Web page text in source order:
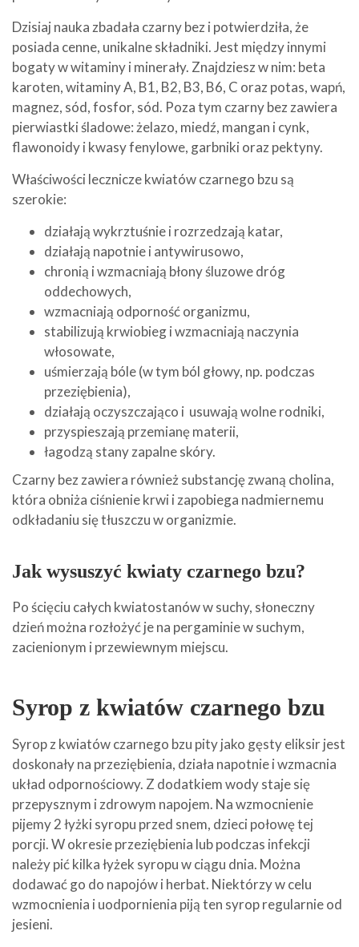
Dzisiaj nauka zbadała czarny bez i potwierdziła, że
posiada cenne, unikalne składniki. Jest między innymi
bogaty w witaminy i minerały. Znajdziesz w nim: beta
karoten, witaminy A, B1, B2, B3, B6, C oraz potas, wapń,
magnez, sód, fosfor, sód. Poza tym czarny bez zawiera
pierwiastki śladowe: żelazo, miedź, mangan i cynk,
flawonoidy i kwasy fenylowe, garbniki oraz pektyny.
Właściwości lecznicze kwiatów czarnego bzu są
szerokie:
działają wykrztuśnie i rozrzedzają katar,
działają napotnie i antywirusowo,
chronią i wzmacniają błony śluzowe dróg
oddechowych,
wzmacniają odporność organizmu,
stabilizują krwiobieg i wzmacniają naczynia
włosowate,
uśmierzają bóle (w tym ból głowy, np. podczas
przeziębienia),
działają oczyszczająco i usuwają wolne rodniki,
przyspieszają przemianę materii,
łagodzą stany zapalne skóry.
Czarny bez zawiera również substancję zwaną cholina,
która obniża ciśnienie krwi i zapobiega nadmiernemu
odkładaniu się tłuszczu w organizmie.
Jak wysuszyć kwiaty czarnego bzu?
Po ścięciu całych kwiatostanów w suchy, słoneczny
dzień można rozłożyć je na pergaminie w suchym,
zacienionym i przewiewnym miejscu.
Syrop z kwiatów czarnego bzu
Syrop z kwiatów czarnego bzu pity jako gęsty eliksir jest
doskonały na przeziębienia, działa napotnie i wzmacnia
układ odpornościowy. Z dodatkiem wody staje się
przepysznym i zdrowym napojem. Na wzmocnienie
pijemy 2 łyżki syropu przed snem, dzieci połowę tej
porcji. W okresie przeziębienia lub podczas infekcji
należy pić kilka łyżek syropu w ciągu dnia. Można
dodawać go do napojów i herbat. Niektórzy w celu
wzmocnienia i uodpornienia piją ten syrop regularnie od
jesieni.